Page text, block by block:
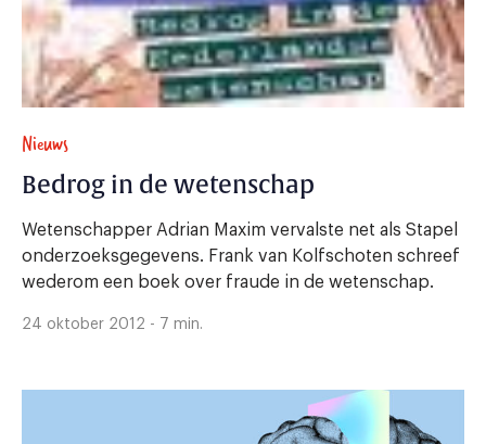
Nieuws
Bedrog in de wetenschap
Wetenschapper Adrian Maxim vervalste net als Stapel
onderzoeksgegevens. Frank van Kolfschoten schreef
wederom een boek over fraude in de wetenschap.
24 oktober 2012 - 7 min.